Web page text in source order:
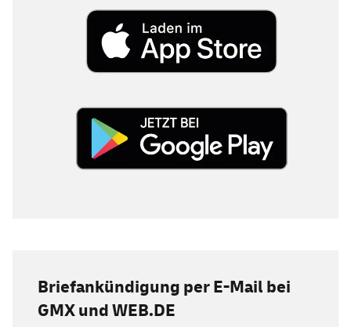
Briefankündigung per E-Mail bei
GMX undWEB.DE